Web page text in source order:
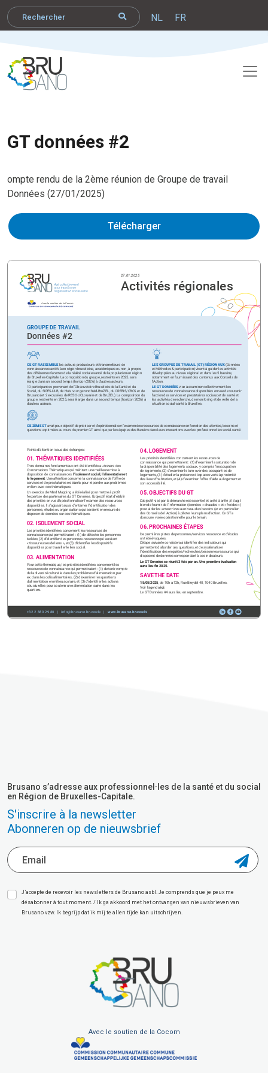
NL FR
GT données #2
ompte rendu de la 2ème réunion de Groupe de travail
Données (27/01/2025)
Télécharger
Brusano s’adresse aux professionnel·les de la santé et du social
en Région de Bruxelles-Capitale.
S'inscrire à la newsletter
Abonneren op de nieuwsbrief
J’accepte de recevoir les newsletters de Brusano asbl. Je comprends que je peux me
désabonner à tout moment. / Ik ga akkoord met het ontvangen van nieuwsbrieven van
Brusano vzw. Ik begrijp dat ik mij te allen tijde kan uitschrijven.
Avec le soutien de la Cocom